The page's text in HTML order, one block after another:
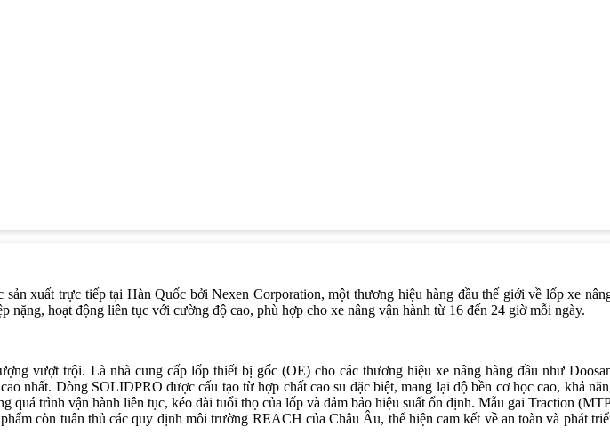
xuất trực tiếp tại Hàn Quốc bởi Nexen Corporation, một thương hiệu hàng đầu thế giới về lốp xe
hoạt động liên tục với cường độ cao, phù hợp cho xe nâng vận hành từ 16 đến 24 giờ mỗi ngày.
vượt trội. Là nhà cung cấp lốp thiết bị gốc (OE) cho các thương hiệu xe nâng hàng đầu như
nhất. Dòng SOLIDPRO được cấu tạo từ hợp chất cao su đặc biệt, mang lại độ bền cơ học cao, khả
trình vận hành liên tục, kéo dài tuổi thọ của lốp và đảm bảo hiệu suất ổn định. Mẫu gai Traction
còn tuân thủ các quy định môi trường REACH của Châu Âu, thể hiện cam kết về an toàn và phát